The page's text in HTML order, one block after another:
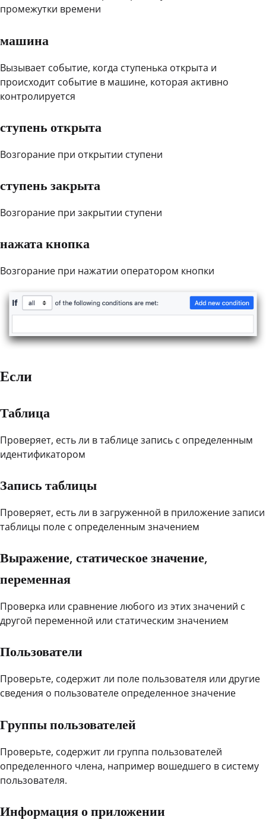
промежутки времени
машина
Вызывает событие, когда ступенька открыта и
происходит событие в машине, которая активно
контролируется
ступень открыта
Возгорание при открытии ступени
ступень закрыта
Возгорание при закрытии ступени
нажата кнопка
Возгорание при нажатии оператором кнопки
Если
Таблица
Проверяет, есть ли в таблице запись с определенным
идентификатором
Запись таблицы
Проверяет, есть ли в загруженной в приложение записи
таблицы поле с определенным значением
Выражение, статическое значение,
переменная
Проверка или сравнение любого из этих значений с
другой переменной или статическим значением
Пользователи
Проверьте, содержит ли поле пользователя или другие
сведения о пользователе определенное значение
Группы пользователей
Проверьте, содержит ли группа пользователей
определенного члена, например вошедшего в систему
пользователя.
Информация о приложении